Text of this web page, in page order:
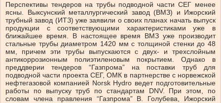
Перспективы тендеров на трубы подводной части СЕГ менее
ясны. Выксунский металлургический завод (ВМЗ) и Ижорский
трубный завод (ИТЗ) уже заявили о своих планах начать выпуск
продукции с соответствующими характеристиками уже в
ближайшее время. В настоящее время ВМЗ уже производит
стальные трубы диаметром 1420 мм с толщиной стенки до 48
мм, причем эти трубы выпускаются с двух- и трехслойным
антикоррозионным полиэтиленовым покрытием. Однако в
преддверии тендеров “Газпрома” на поставки труб для
подводной части проекта СЕГ, ОМК в партнерстве с норвежской
нефтегазовой компанией Norsk Hydro ведет подготовительные
работы по выпуску труб по стандартам DNV. При этом, по
словам члена правления “Газпрома” В. Голубева, Ижорский